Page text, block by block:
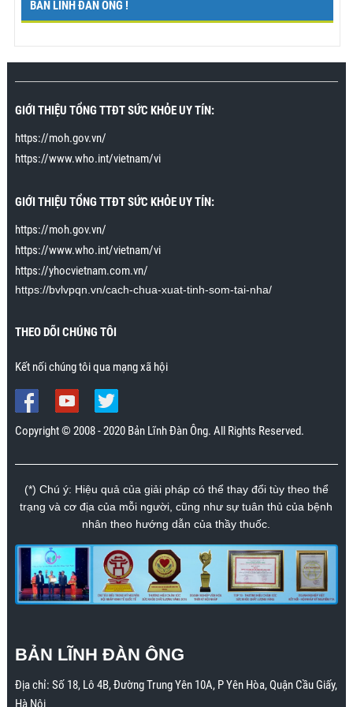
BẢN LĨNH ĐÀN ÔNG !
GIỚI THIỆU TỔNG TTĐT SỨC KHỎE UY TÍN:
https://moh.gov.vn/
https://www.who.int/vietnam/vi
GIỚI THIỆU TỔNG TTĐT SỨC KHỎE UY TÍN:
https://moh.gov.vn/
https://www.who.int/vietnam/vi
https://yhocvietnam.com.vn/
https://bvlvpqn.vn/cach-chua-xuat-tinh-som-tai-nha/
THEO DÕI CHÚNG TÔI
Kết nối chúng tôi qua mạng xã hội
Copyright © 2008 - 2020 Bản Lĩnh Đàn Ông. All Rights Reserved.
(*) Chú ý: Hiệu quả của giải pháp có thể thay đổi tùy theo thể
trạng và cơ địa của mỗi người, cũng như sự tuân thủ của bệnh
nhân theo hướng dẫn của thầy thuốc.
BẢN LĨNH ĐÀN ÔNG
Địa chỉ: Số 18, Lô 4B, Đường Trung Yên 10A, P Yên Hòa, Quận Cầu Giấy,
Hà Nội